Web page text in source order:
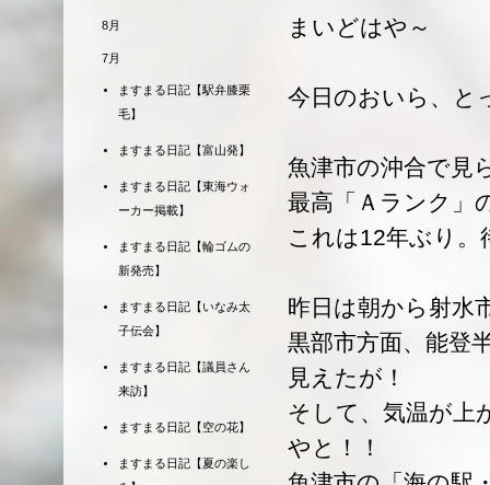
まいどはや～
今日のおいら、と
魚津市の沖合で見
最高「Ａランク」
これは12年ぶり
昨日は朝から射水
黒部市方面、能登
見えたが！
そして、気温が上
やと！！
8月
7月
ますまる日記【駅弁膝栗
毛】
ますまる日記【富山発】
ますまる日記【東海ウォ
ーカー掲載】
ますまる日記【輪ゴムの
新発売】
ますまる日記【いなみ太
子伝会】
ますまる日記【議員さん
来訪】
ますまる日記【空の花】
ますまる日記【夏の楽し